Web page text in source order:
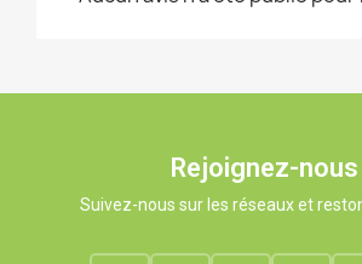
Rejoignez-nous
Suivez-nous sur les réseaux et